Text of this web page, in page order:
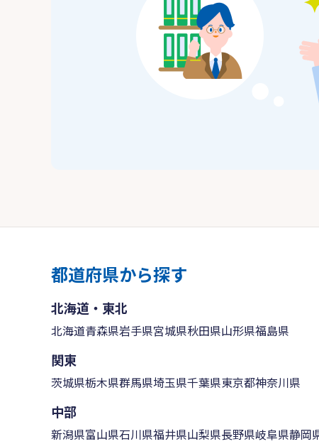
都道府県から探す
北海道・東北
北海道青森県岩手県宮城県秋田県山形県福島県
関東
茨城県栃木県群馬県埼玉県千葉県東京都神奈川県
中部
新潟県富山県石川県福井県山梨県長野県岐阜県静岡